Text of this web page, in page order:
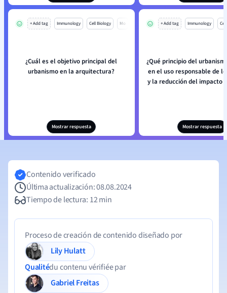
+ Add tag Immunology Cell Biology Mo
¿Cuál es el objetivo principal del
urbanismo en la arquitectura?
Mostrar respuesta
+ Add tag Immunology
¿Qué principio del
en el uso responsable de
y la reducción del impacto
Mostrar respuesta
Contenido verificado
Última actualización: 08.08.2024
Tiempo de lectura: 12 min
Proceso de creación de contenido diseñado por
Lily Hulatt
Qualitédu contenu vérifiée par
Gabriel Freitas